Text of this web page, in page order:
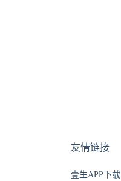
友情链接
壹生APP下载